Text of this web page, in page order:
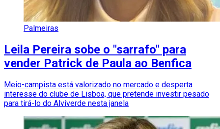
Palmeiras
Leila Pereira sobe o "sarrafo" para
vender Patrick de Paula ao Benfica
Meio-campista está valorizado no mercado e desperta
interesse do clube de Lisboa, que pretende investir pesado
para tirá-lo do Alviverde nesta janela